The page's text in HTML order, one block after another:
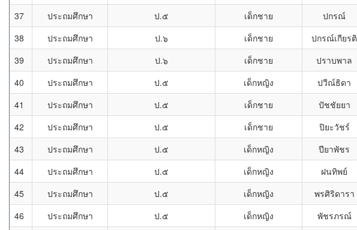
37
ประถมศึกษา ป.๕ เด็กชาย ปกรณ์
38
ประถมศึกษา ป.๖ เด็กชาย ปกรณ์เกียรติ
39
ประถมศึกษา ป.๖ เด็กชาย ปราบพาล
40
ประถมศึกษา ป.๕ เด็กหญิง ปวีณ์ธิดา
41
ประถมศึกษา ป.๕ เด็กชาย ปัชชัยยา
42
ประถมศึกษา ป.๕ เด็กชาย ปิยะวัชร์
43
ประถมศึกษา ป.๕ เด็กหญิง ปียาพัชร
44
ประถมศึกษา ป.๕ เด็กหญิง ฝนทิพย์
45
ประถมศึกษา ป.๕ เด็กหญิง พรศิริดารา
46
ประถมศึกษา ป.๕ เด็กหญิง พัชรภรณ์